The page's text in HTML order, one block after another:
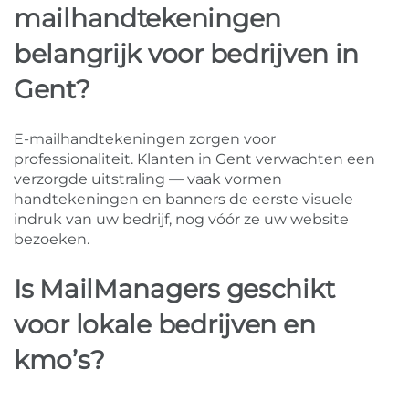
mailhandtekeningen
belangrijk voor bedrijven in
Gent?
E-mailhandtekeningen zorgen voor
professionaliteit. Klanten in Gent verwachten een
verzorgde uitstraling — vaak vormen
handtekeningen en banners de eerste visuele
indruk van uw bedrijf, nog vóór ze uw website
bezoeken.
Is MailManagers geschikt
voor lokale bedrijven en
kmo’s?